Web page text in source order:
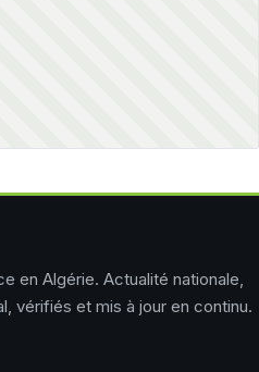
en Algérie. Actualité nationale,
vérifiés et mis à jour en continu.